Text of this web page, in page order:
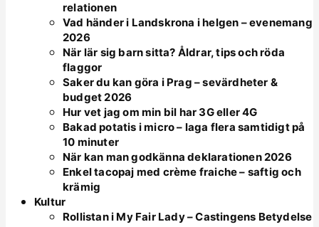
relationen
Vad händer i Landskrona i helgen – evenemang
2026
När lär sig barn sitta? Åldrar, tips och röda
flaggor
Saker du kan göra i Prag – sevärdheter &
budget 2026
Hur vet jag om min bil har 3G eller 4G
Bakad potatis i micro – laga flera samtidigt på
10 minuter
När kan man godkänna deklarationen 2026
Enkel tacopaj med crème fraiche – saftig och
krämig
Kultur
Rollistan i My Fair Lady – Castingens Betydelse